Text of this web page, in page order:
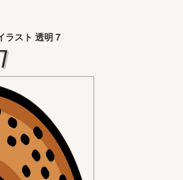
ラスト 透明 7